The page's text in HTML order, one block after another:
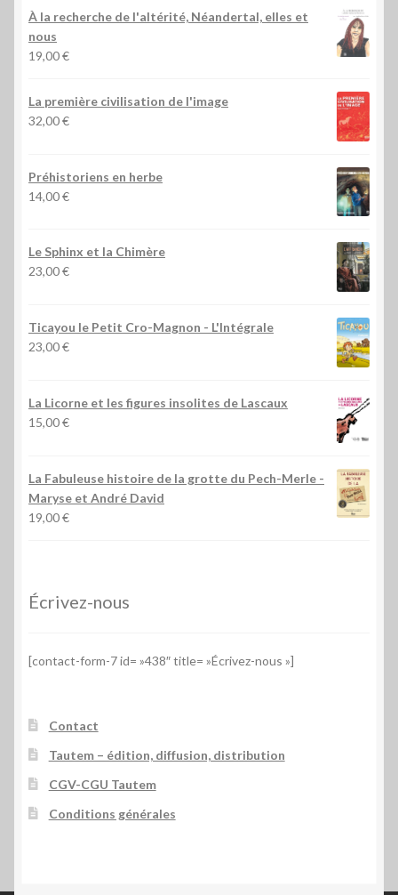
À la recherche de l'altérité, Néandertal, elles et
nous
19,00€
La première civilisation de l'image
32,00€
Préhistoriens en herbe
14,00€
Le Sphinx et la Chimère
23,00€
Ticayou le Petit Cro-Magnon - L'Intégrale
23,00€
La Licorne et les figures insolites de Lascaux
15,00€
La Fabuleuse histoire de la grotte du Pech-Merle -
Maryse et André David
19,00€
Écrivez-nous
[contact-form-7 id= »438″ title= »Écrivez-nous »]
Contact
Tautem – édition, diffusion, distribution
CGV-CGU Tautem
Conditions générales